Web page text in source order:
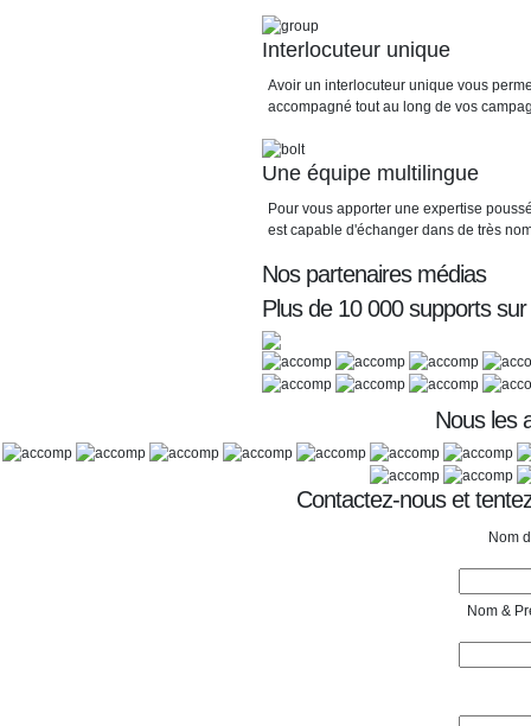
Interlocuteur unique
Avoir un interlocuteur unique vous
accompagné tout au long de vos
Une équipe multilingue
Pour vous apporter une expertise
est capable d'échanger dans de très
Nos partenaires médias
Plus de 10 000 supports
Nous les
Contactez-nous et
Nom
Nom &